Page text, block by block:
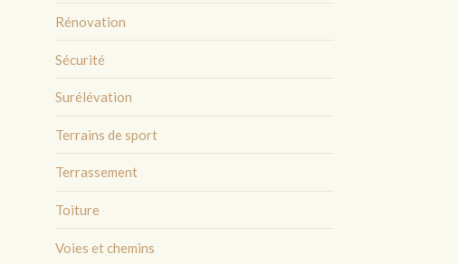
Rénovation
Sécurité
Surélévation
Terrains de sport
Terrassement
Toiture
Voies et chemins